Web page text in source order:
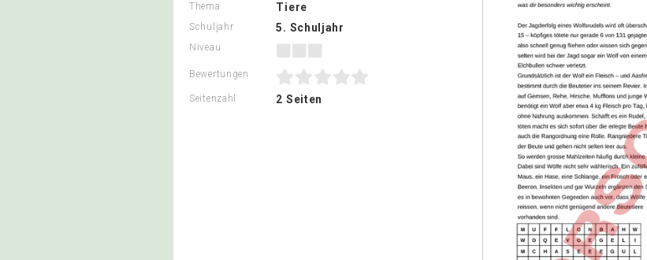
Thema Tiere
Schuljahr 5. Schuljahr
Niveau
Bewertungen
Seitenzahl 2 Seiten